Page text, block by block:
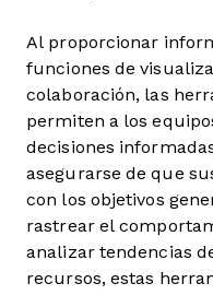
Al proporcionar
funciones de
colaboración, las
permiten a los
decisiones
asegurarse de que
con los objetivos
rastrear el
analizar tendencias
recursos, estas